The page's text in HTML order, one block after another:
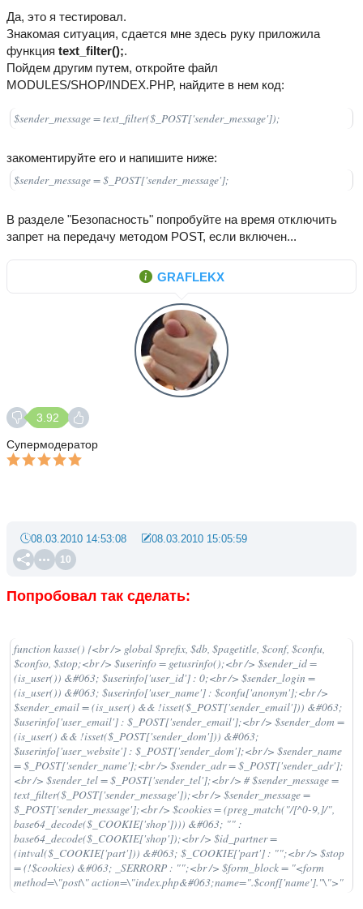
Да, это я тестировал.
Знакомая ситуация, сдается мне здесь руку приложила
функция text_filter();.
Пойдем другим путем, откройте файл
MODULES/SHOP/INDEX.PHP, найдите в нем код:
$sender_message = text_filter($_POST['sender_message']);
закоментируйте его и напишите ниже:
$sender_message = $_POST['sender_message'];
В разделе "Безопасность" попробуйте на время отключить
запрет на передачу методом POST, если включен...
GRAFLEKX
3.92
Супермодератор
10
08.03.2010 14:53:08 08.03.2010 15:05:59
Попробовал так сделать:
function kasse() {<br /> global $prefix, $db, $pagetitle, $conf, $confu,
$confso, $stop;<br /> $userinfo = getusrinfo();<br /> $sender_id =
(is_user()) &#063; $userinfo['user_id'] : 0;<br /> $sender_login =
(is_user()) &#063; $userinfo['user_name'] : $confu['anonym'];<br />
$sender_email = (is_user() && !isset($_POST['sender_email'])) &#063;
$userinfo['user_email'] : $_POST['sender_email'];<br /> $sender_dom =
(is_user() && !isset($_POST['sender_dom'])) &#063;
$userinfo['user_website'] : $_POST['sender_dom'];<br /> $sender_name
= $_POST['sender_name'];<br /> $sender_adr = $_POST['sender_adr'];
<br /> $sender_tel = $_POST['sender_tel'];<br /> # $sender_message =
text_filter($_POST['sender_message']);<br /> $sender_message =
$_POST['sender_message'];<br /> $cookies = (preg_match("/[^0-9,]/",
base64_decode($_COOKIE['shop']))) &#063; "" :
base64_decode($_COOKIE['shop']);<br /> $id_partner =
(intval($_COOKIE['part'])) &#063; $_COOKIE['part'] : "";<br /> $stop
= (!$cookies) &#063; _SERRORP : "";<br /> $form_block = "<form
method=\"post\" action=\"index.php&#063;name=".$conf['name']."\">"